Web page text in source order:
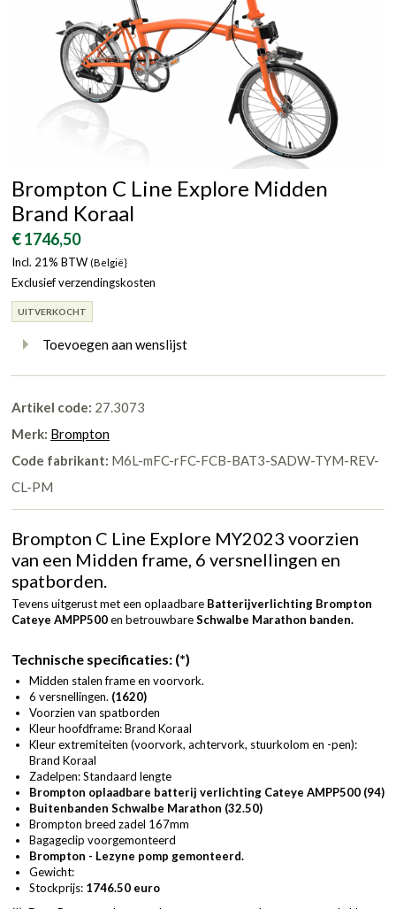
Brompton C Line Explore Midden
Brand Koraal
€ 1746,50
Incl. 21% BTW (België}
Exclusief verzendingskosten
UITVERKOCHT
Toevoegen aan wenslijst
Artikel code: 27.3073
Merk: Brompton
Code fabrikant: M6L-mFC-rFC-FCB-BAT3-SADW-TYM-REV-
CL-PM
Brompton C Line Explore MY2023 voorzien
van een Midden frame, 6 versnellingen en
spatborden.
Tevens uitgerust met een oplaadbare Batterijverlichting Brompton
Cateye AMPP500en betrouwbareSchwalbe Marathon banden.
Technische specificaties: (*)
Midden stalen frame en voorvork.
6 versnellingen. (1620)
Voorzien van spatborden
Kleur hoofdframe: Brand Koraal
Kleur extremiteiten (voorvork, achtervork, stuurkolom en -pen):
Brand Koraal
Zadelpen: Standaard lengte
Brompton oplaadbare batterij verlichting Cateye AMPP500 (94)
Buitenbanden Schwalbe Marathon (32.50)
Brompton breed zadel 167mm
Bagageclip voorgemonteerd
Brompton - Lezyne pomp gemonteerd.
Gewicht:
Stockprijs: 1746.50 euro